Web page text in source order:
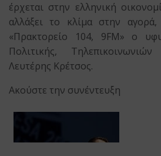
έρχεται στην ελληνική
αλλάξει το κλίμα στην
«Πρακτορείο 104, 9FM» ο
Πολιτικής,
Λευτέρης Κρέτσος.
Ακούστε την συνέντευξη